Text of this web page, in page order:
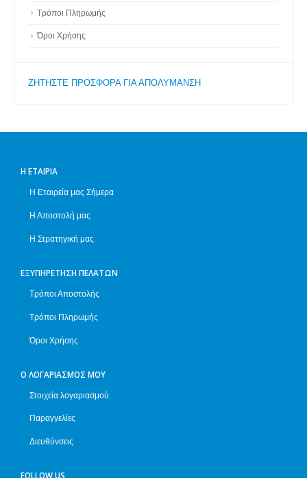
Τρόποι Πληρωμής
Όροι Χρήσης
ZΗΤΗΣΤΕ ΠΡΟΣΦΟΡΑ ΓΙΑ ΑΠΟΛΥΜΑΝΣΗ
Η ΕΤΑΙΡΊΑ
Η Εταιρεία μας Σήμερα
Η Αποστολή μας
Η Στρατηγική μας
ΕΞΥΠΗΡΈΤΗΣΗ ΠΕΛΑΤΏΝ
Τρόποι Αποστολής
Τρόποι Πληρωμής
Όροι Χρήσης
Ο ΛΟΓΑΡΙΑΣΜΌΣ ΜΟΥ
Στοιχεία λογαριασμού
Παραγγελίες
Διευθύνσεις
FOLLOW US